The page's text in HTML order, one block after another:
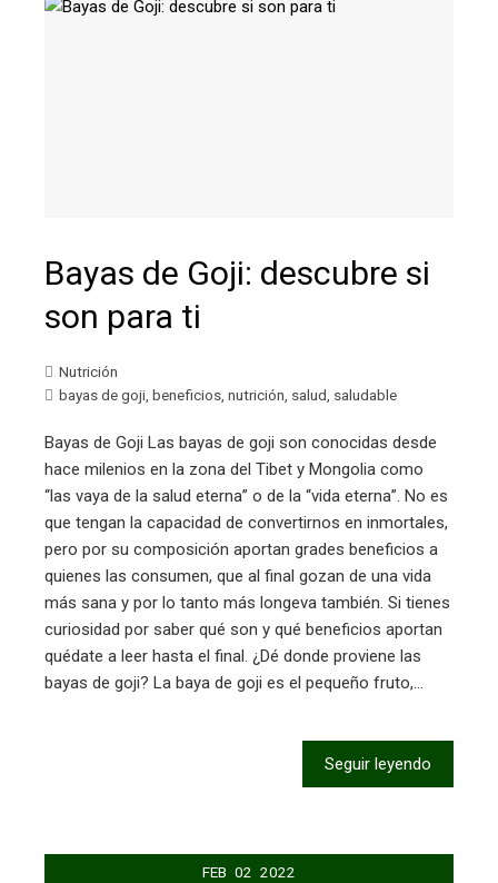
Bayas de Goji: descubre si
son para ti
Nutrición
bayas de goji beneficios nutrición salud saludable
Bayas de Goji Las bayas de goji son conocidas desde
hace milenios en la zona del Tibet y Mongolia como
“las vaya de la salud eterna” o de la “vida eterna”. No es
que tengan la capacidad de convertirnos en inmortales,
pero por su composición aportan grades beneficios a
quienes las consumen, que al final gozan de una vida
más sana y por lo tanto más longeva también. Si tienes
curiosidad por saber qué son y qué beneficios aportan
quédate a leer hasta el final. ¿Dé donde proviene las
bayas de goji? La baya de goji es el pequeño fruto,…
Seguir leyendo
FEB 02 2022